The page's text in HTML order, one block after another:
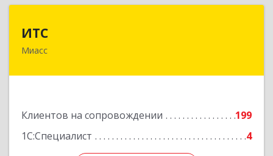
ИТС
Миасс
Клиентов на сопровождении
199
1С:Специалист
4
456300, Челябинская обл, Миасс г, Романенко